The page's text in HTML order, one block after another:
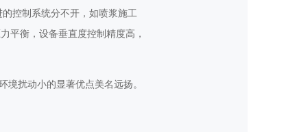
控制系统分不开，如喷浆施工
平衡，设备垂直度控制精度高，
扰动小的显著优点美名远扬。